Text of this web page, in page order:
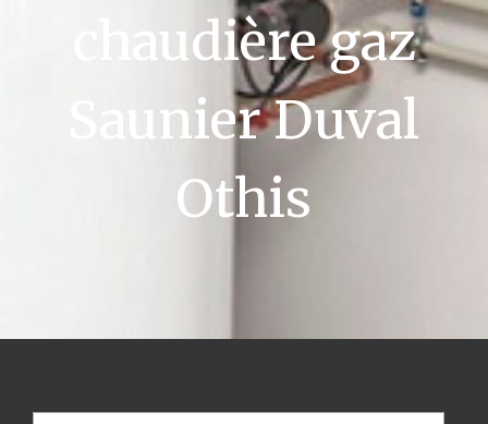
chaudière gaz
Saunier Duval
Othis